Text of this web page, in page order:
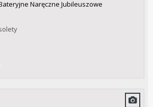
Naręczne Jubileuszowe